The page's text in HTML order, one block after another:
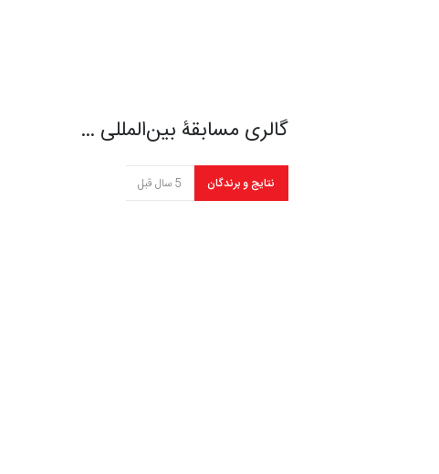
گالری مسابقۀ بین‌المللی …
نتایج و برندگان 5 سال قبل